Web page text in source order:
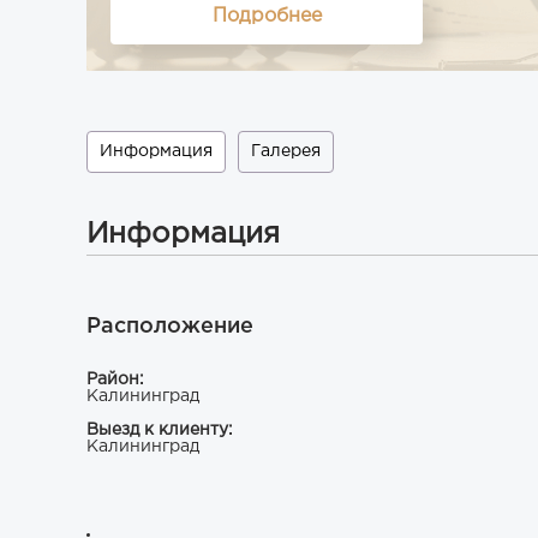
Подробнее
Информация Галерея
Информация
Расположение
Район:
Калининград
Выезд к клиенту:
Калининград